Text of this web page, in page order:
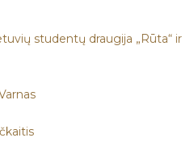
studentų draugija „Rūta“ ir